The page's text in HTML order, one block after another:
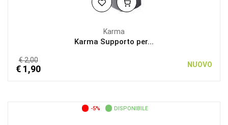
Karma
Karma Supporto per...
€ 2,00
€ 1,90 NUOVO
-5% DISPONIBILE